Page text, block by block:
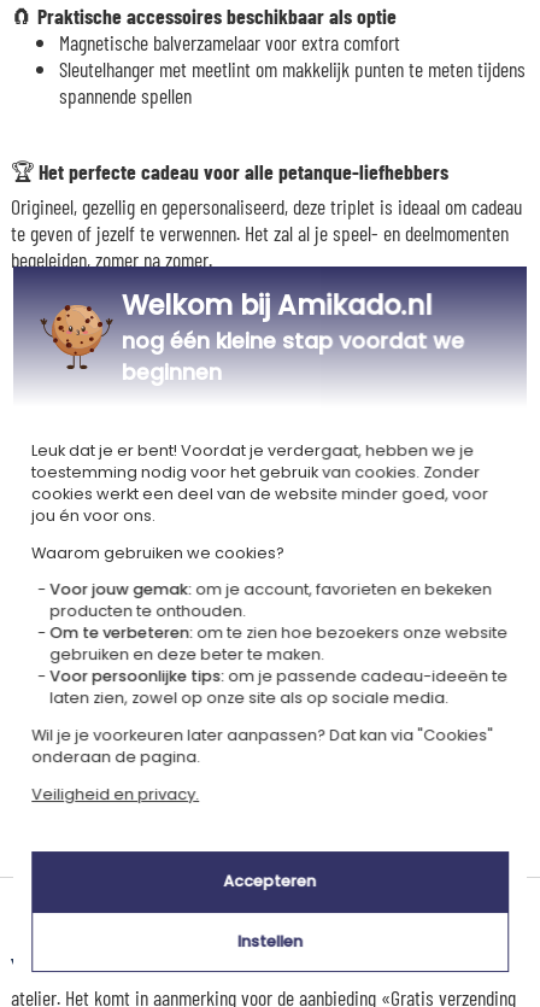
Ons bedrijf Kadocom is
Ecovadis Silver
Global Compact
Onze MVO-aanpak
Dit cadeau is
🧲 Praktische accessoires beschikbaar als optie
Magnetische balverzamelaar voor extra comfort
Sleutelhanger met meetlint om makkelijk punten te meten tijdens
spannende spellen
🏆Het perfecte cadeau voor alle petanque-liefhebbers
Origineel, gezellig en gepersonaliseerd, deze triplet is ideaal om cadeau
te geven of jezelf te verwennen. Het zal al je speel- en deelmomenten
begeleiden, zomer na zomer.
Levertijd en verzendkosten
Dit artikel wordt gepersonaliseerd in ons Amikado
atelier. Het komt in aanmerking voor de aanbieding «Gratis verzending
Welkom bij Amikado.nl
nog één kleine stap voordat we
beginnen
Leuk dat je er bent! Voordat je verdergaat, hebben we je
toestemming nodig voor het gebruik van cookies. Zonder
cookies werkt een deel van de website minder goed, voor
jou én voor ons.
Waarom gebruiken we cookies?
Voor jouw gemak:om je account, favorieten en bekeken
producten te onthouden.
Om te verbeteren:om te zien hoe bezoekers onze website
gebruiken en deze beter te maken.
Voor persoonlijke tips:om je passende cadeau-ideeën te
laten zien, zowel op onze site als op sociale media.
Wil je je voorkeuren later aanpassen? Dat kan via "Cookies"
onderaan de pagina.
Veiligheid en privacy.
Accepteren
Instellen